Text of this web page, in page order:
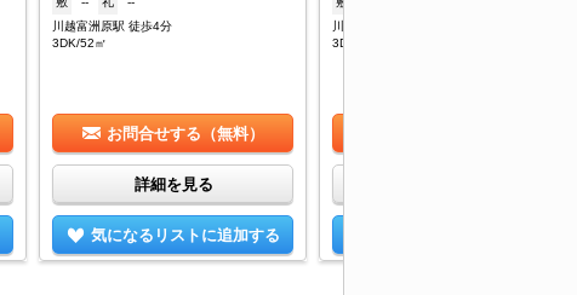
川越富洲原駅 徒歩4分
3DK/52㎡
お問合せする（無料）
詳細を見る
気になるリストに追加する
川越富洲原駅 徒歩4分
3DK/52㎡